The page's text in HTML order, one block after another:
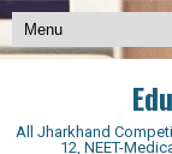
All Jharkhand
12, NEET-